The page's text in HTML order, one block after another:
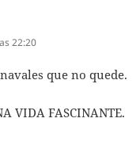
22:20
que no quede.
VIDA FASCINANTE.